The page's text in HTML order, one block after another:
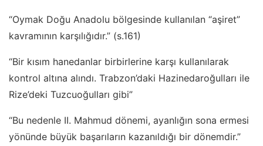
“Oymak Doğu Anadolu bölgesinde kullanılan “aşiret”
kavramının karşılığıdır.” (s.161)
“Bir kısım hanedanlar birbirlerine karşı kullanılarak
kontrol altına alındı. Trabzon’daki Hazinedaroğulları ile
Rize’deki Tuzcuoğulları gibi”
“Bu nedenle II. Mahmud dönemi, ayanlığın sona ermesi
yönünde büyük başarıların kazanıldığı bir dönemdir.”